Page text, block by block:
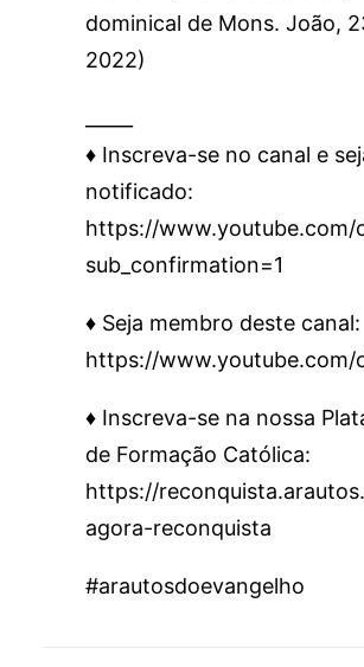
dominical de Mons. João,
2022)
♦️ Inscreva-se no canal e
notificado:
https://www.youtube.com/
sub_confirmation=1
♦️ Seja membro deste canal:
https://www.youtube.com/
♦️ Inscreva-se na nossa
de Formação Católica:
https://
agora-reconquista
#arautosdoevangelho